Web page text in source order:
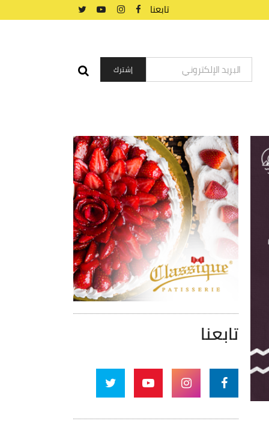
تابعنا
تابعنا